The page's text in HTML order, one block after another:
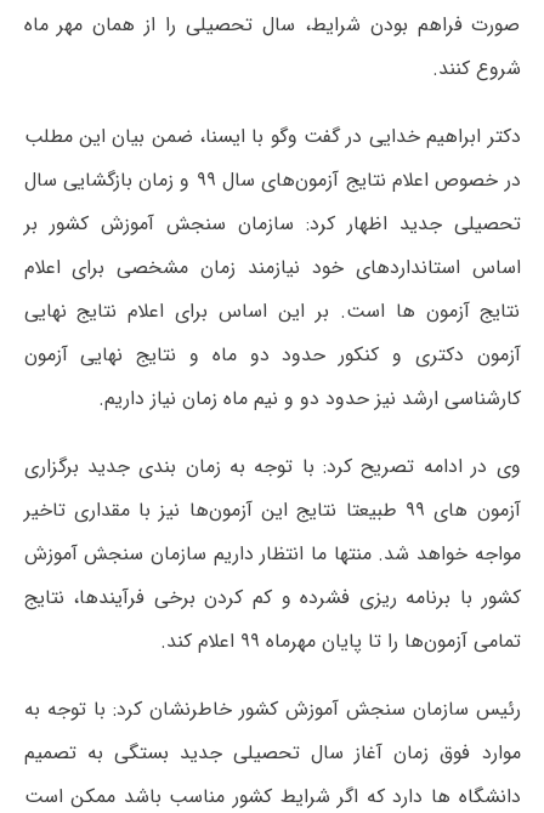
صورت فراهم بودن شرایط، سال تحصیلی را از همان مهر ماه
شروع کنند.
دکتر ابراهیم خدایی در گفت وگو با ایسنا، ضمن بیان این مطلب
در خصوص اعلام نتایج آزمون‌های سال ۹۹ و زمان بازگشایی سال
تحصیلی جدید اظهار کرد: سازمان سنجش آموزش کشور بر
اساس استانداردهای خود نیازمند زمان مشخصی برای اعلام
نتایج آزمون ها است. بر این اساس برای اعلام نتایج نهایی
آزمون دکتری و کنکور حدود دو ماه و نتایج نهایی آزمون
کارشناسی ارشد نیز حدود دو و نیم ماه زمان نیاز داریم.
وی در ادامه تصریح کرد: با توجه به زمان بندی جدید برگزاری
آزمون های ۹۹ طبیعتا نتایج این آزمون‌ها نیز با مقداری تاخیر
مواجه خواهد شد. منتها ما انتظار داریم سازمان سنجش آموزش
کشور با برنامه ریزی فشرده و کم کردن برخی فرآیندها، نتایج
تمامی آزمون‌ها را تا پایان مهرماه ۹۹ اعلام کند.
رئیس سازمان سنجش آموزش کشور خاطرنشان کرد: با توجه به
موارد فوق زمان آغاز سال تحصیلی جدید بستگی به تصمیم
دانشگاه ها دارد که اگر شرایط کشور مناسب باشد ممکن است